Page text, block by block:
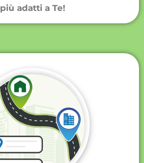
più adatti a Te!